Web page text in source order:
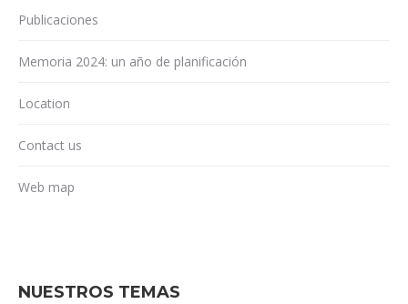
Publicaciones
Memoria 2024: un año de planificación
Location
Contact us
Web map
NUESTROS TEMAS